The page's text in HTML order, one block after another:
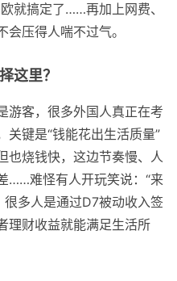
就搞定了……再加上网费、
压得人喘不过气。
这里？
游客，很多外国人真正在考
关键是“钱能花出生活质量”
烧钱快，这边节奏慢、人
……难怪有人开玩笑说：“来
多人是通过D7被动收入签
理财收益就能满足生活所